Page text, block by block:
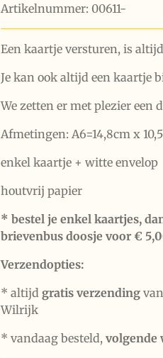
Artikelnummer: 00611-
Een kaartje versturen, is
Je kan ook altijd een kaartje
We zetten er met plezier een
Afmetingen: A6=14,8cm x
enkel kaartje + witte envelop
houtvrij papier
* bestel je enkel kaartjes,
brievenbus doosje voor €
Verzendopties:
* altijd gratis verzending
Wilrijk
* vandaag besteld, volgende